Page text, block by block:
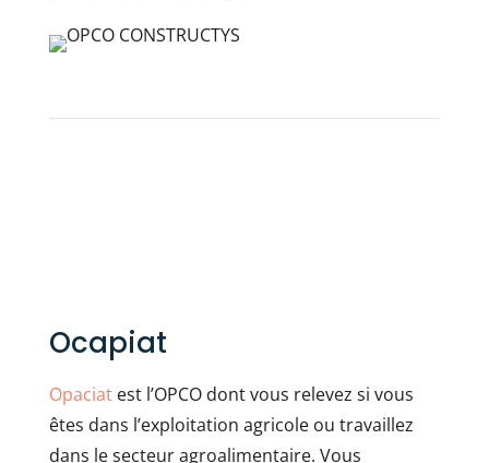
Ocapiat
Opaciatest l’OPCO dont vous relevez si vous
êtes dans l’exploitation agricole ou travaillez
dans le secteur agroalimentaire. Vous